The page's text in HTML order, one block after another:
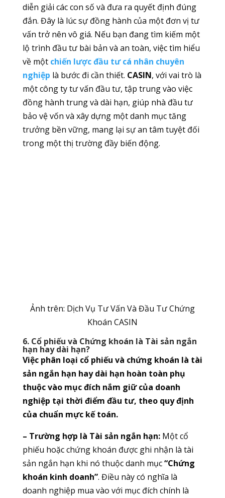
diễn giải các con số và đưa ra quyết định đúng
đắn. Đây là lúc sự đồng hành của một đơn vị tư
vấn trở nên vô giá. Nếu bạn đang tìm kiếm một
lộ trình đầu tư bài bản và an toàn, việc tìm hiểu
về một chiến lược đầu tư cá nhân chuyên
nghiệp là bước đi cần thiết. CASIN, với vai trò là
một công ty tư vấn đầu tư, tập trung vào việc
đồng hành trung và dài hạn, giúp nhà đầu tư
bảo vệ vốn và xây dựng một danh mục tăng
trưởng bền vững, mang lại sự an tâm tuyệt đối
trong một thị trường đầy biến động.
Ảnh trên: Dịch Vụ Tư Vấn Và Đầu Tư Chứng
Khoán CASIN
6. Cổ phiếu và Chứng khoán là Tài sản ngắn
hạn hay dài hạn?
Việc phân loại cổ phiếu và chứng khoán là tài
sản ngắn hạn hay dài hạn hoàn toàn phụ
thuộc vào mục đích nắm giữ của doanh
nghiệp tại thời điểm đầu tư, theo quy định
của chuẩn mực kế toán.
– Trường hợp là Tài sản ngắn hạn:Một cổ
phiếu hoặc chứng khoán được ghi nhận là tài
sản ngắn hạn khi nó thuộc danh mục“Chứng
khoán kinh doanh”. Điều này có nghĩa là
doanh nghiệp mua vào với mục đích chính là